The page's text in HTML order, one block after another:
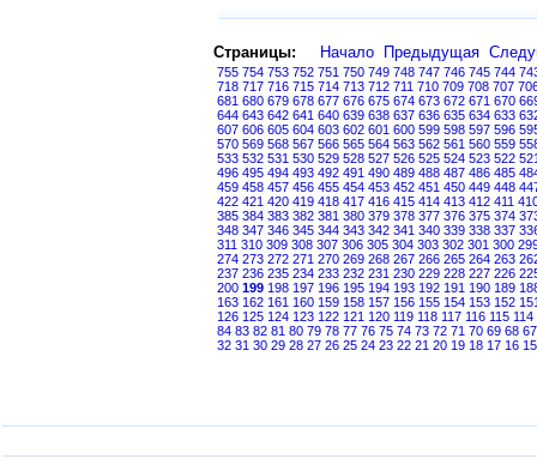
Страницы: Начало Предыдущая
755 754 753 752 751 750 749 748 747 746 745 744
718 717 716 715 714 713 712 711 710 709 708 707
681 680 679 678 677 676 675 674 673 672 671 670
644 643 642 641 640 639 638 637 636 635 634 633
607 606 605 604 603 602 601 600 599 598 597 596
570 569 568 567 566 565 564 563 562 561 560 559
533 532 531 530 529 528 527 526 525 524 523 522
496 495 494 493 492 491 490 489 488 487 486 485
459 458 457 456 455 454 453 452 451 450 449 448
422 421 420 419 418 417 416 415 414 413 412 411
385 384 383 382 381 380 379 378 377 376 375 374
348 347 346 345 344 343 342 341 340 339 338 337
311 310 309 308 307 306 305 304 303 302 301 300
274 273 272 271 270 269 268 267 266 265 264 263
237 236 235 234 233 232 231 230 229 228 227 226
200 199 198 197 196 195 194 193 192 191 190 189
163 162 161 160 159 158 157 156 155 154 153 152
126 125 124 123 122 121 120 119 118 117 116 115 114
84 83 82 81 80 79 78 77 76 75 74 73 72 71 70 69 68 67
32 31 30 29 28 27 26 25 24 23 22 21 20 19 18 17 16 15